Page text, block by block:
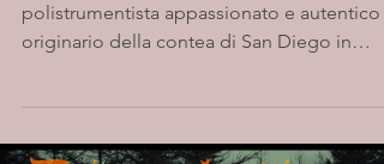
polistrumentista appassionato e autentico
originario della contea di San Diego in